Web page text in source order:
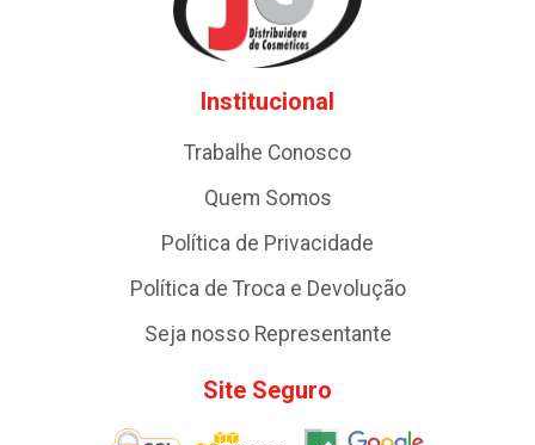
Institucional
Trabalhe Conosco
Quem Somos
Política de Privacidade
Política de Troca e Devolução
Seja nosso Representante
Site Seguro